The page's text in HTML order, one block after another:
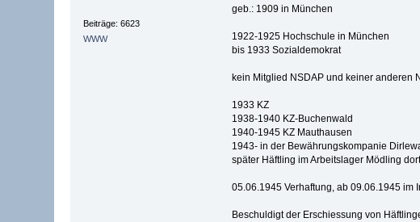
Beiträge: 6623
WWW
geb.: 1909 in München
1922-1925 Hochschule in München
bis 1933 Sozialdemokrat
kein Mitglied NSDAP und keiner anderen
1933 KZ
1938-1940 KZ-Buchenwald
1940-1945 KZ Mauthausen
1943- in der Bewährungskompanie
später Häftling im Arbeitslager Mödling
05.06.1945 Verhaftung, ab 09.06.1945 im
Beschuldigt der Erschiessung von